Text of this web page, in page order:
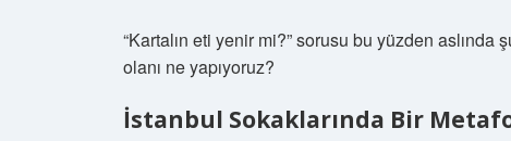
“Kartalın eti yenir mi?” sorusu bu yüzden
olanı ne yapıyoruz?
İstanbul Sokaklarında Bir